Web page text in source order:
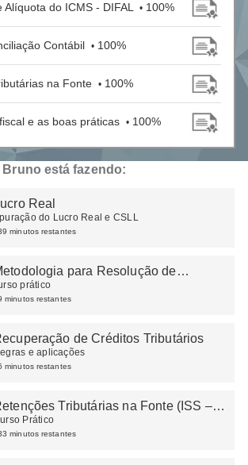
Alíquota do ICMS - DIFAL • 100%
Contábil • 100%
na Fonte • 100%
e as boas práticas • 100%
está fazendo:
Real
do Lucro Real e CSLL
minutos restantes
para Resolução de
(8D)
prático
minutos restantes
de Créditos Tributários
e aplicações
minutos restantes
Tributárias na Fonte (ISS –
– CSRF – INSS)
Prático
minutos restantes